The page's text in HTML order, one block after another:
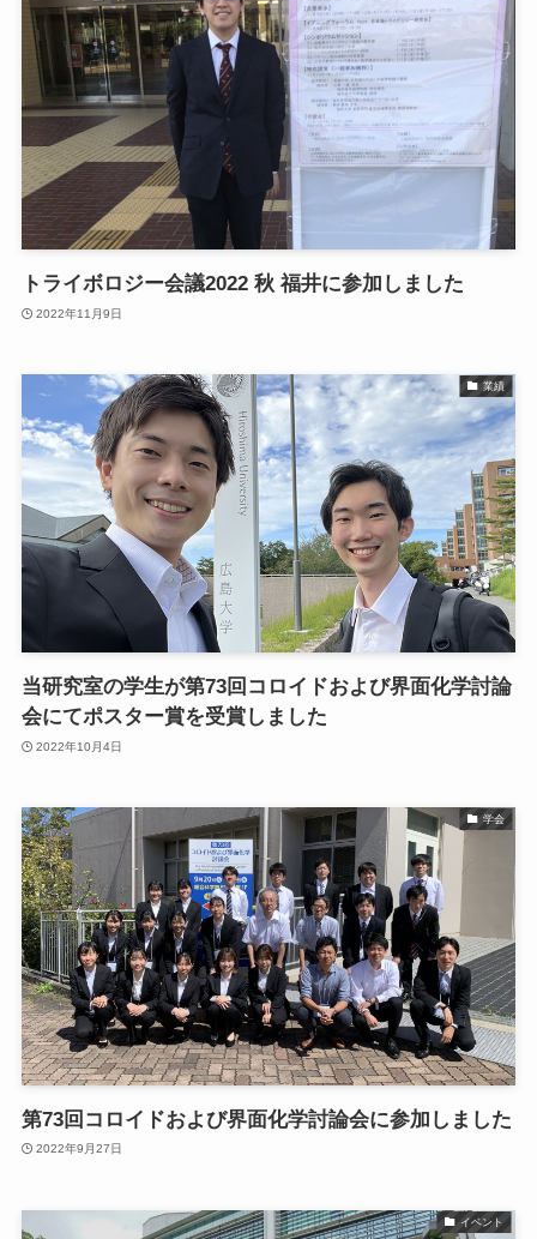
トライボロジー会議2022 秋 福井に参加しました
2022年11月9日
業績
当研究室の学生が第73回コロイドおよび界面化学討論
会にてポスター賞を受賞しました
2022年10月4日
学会
第73回コロイドおよび界面化学討論会に参加しました
2022年9月27日
イベント